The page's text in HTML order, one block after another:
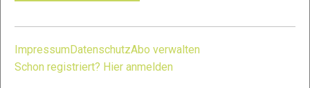
ImpressumDatenschutzAbo verwalten
Schon registriert? Hier anmelden